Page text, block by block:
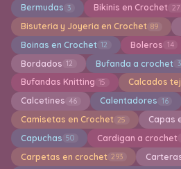
Bermudas 3 Bikinis en Crochet 27
Bisuteria y Joyeria en Crochet 89
Boinas en Crochet 12 Boleros 14
Bordados 12 Bufanda a crochet
Bufandas Knitting 15 Calcados
Calcetines 46 Calentadores 16
Camisetas en Crochet 25 Capas
Capuchas 50 Cardigan a crochet
Carpetas en crochet 293